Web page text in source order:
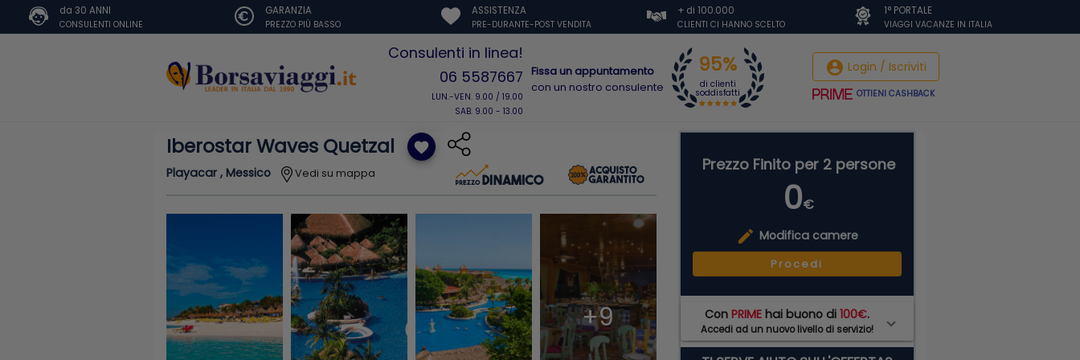
da 30 ANNI
CONSULENTI ONLINE
GARANZIA
PREZZO PIÙ BASSO
ASSISTENZA
PRE-DURANTE-POST VENDITA
+ di 100.000
CLIENTI CI HANNO SCELTO
1° PORTALE
VIAGGI VACANZE IN ITALIA
Consulenti in linea!
06 5587667
LUN.-VEN. 9.00 / 19.00
SAB. 9.00 - 13.00
Fissa un appuntamento
con un nostro consulente
account_circle Login / Iscriviti
OTTIENI CASHBACK
95%
di clienti
soddisfatti
Iberostar Waves Quetzal favorite
Playacar , Messico Vedi su mappa
+9
Prezzo Finito per 2 persone
0€
edit Modifica camere
Procedi
ConPRIME hai buono di100€.
Accedi ad un nuovo livello di servizio!